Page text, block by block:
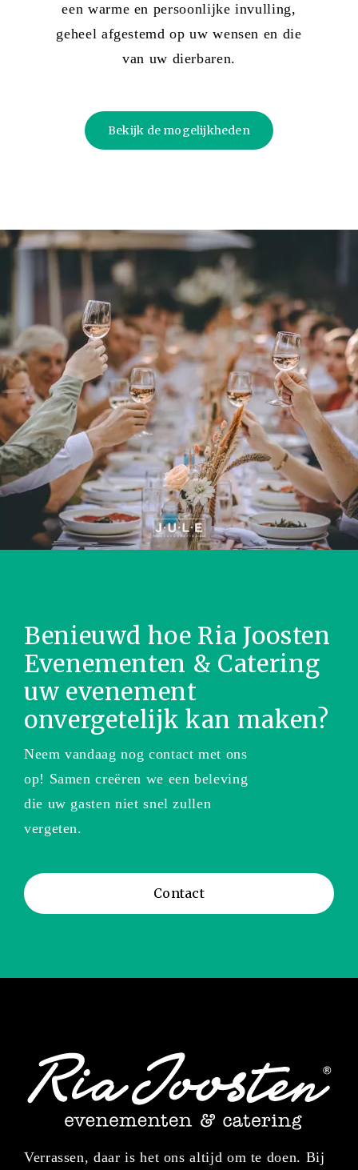
een warme en persoonlijke invulling,
geheel afgestemd op uw wensen en die
van uw dierbaren.
Bekijk de mogelijkheden
Benieuwd hoe Ria Joosten
Evenementen & Catering
uw evenement
onvergetelijk kan maken?
Neem vandaag nog contact met ons
op! Samen creëren we een beleving
die uw gasten niet snel zullen
vergeten.
Contact
Verrassen, daar is het ons altijd om te doen. Bij